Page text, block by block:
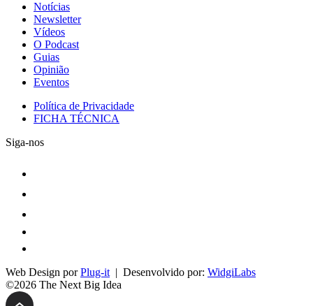
Notícias
Newsletter
Vídeos
O Podcast
Guias
Opinião
Eventos
Política de Privacidade
FICHA TÉCNICA
Siga-nos
Web Design porPlug-it | Desenvolvido por: WidgiLabs
©2026 The Next Big Idea